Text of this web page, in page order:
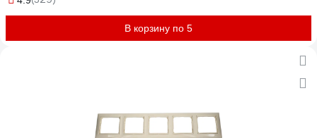
В корзину по 5